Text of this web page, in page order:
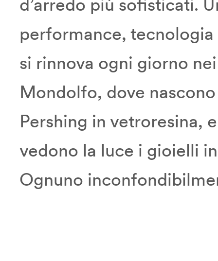
d’arredo più sofisticati.
performance,
si rinnova ogni giorno
Mondolfo, dove
Pershing in vetroresina,
vedono la luce i gioielli
Ognuno